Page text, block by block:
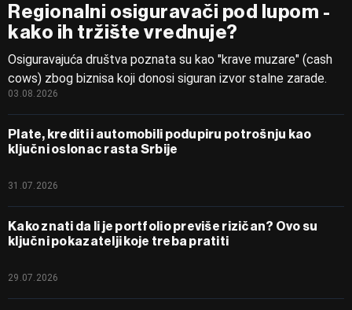
Regionalni osiguravači pod lupom -
kako ih tržište vrednuje?
Osiguravajuća društva poznata su kao "krave muzare" (cash
cows) zbog biznisa koji donosi siguran izvor stalne zarade.
03.08.2026
Plate, krediti i automobili podupiru potrošnju kao
ključni oslonac rasta Srbije
31.07.2026
Kako znati da li je portfolio previše rizičan? Ovo su
ključni pokazatelji koje treba pratiti
29.07.2026